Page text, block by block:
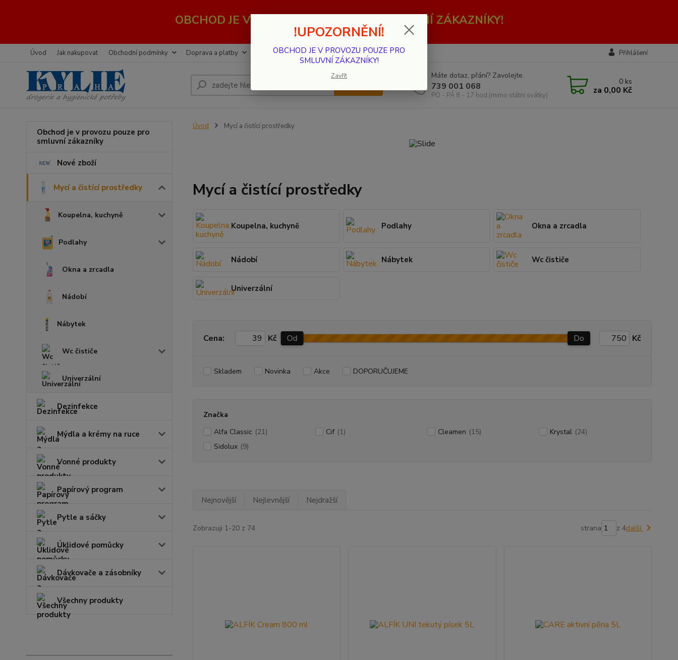
OBCHOD JE V PROVOZU POUZE PRO SMLUVNÍ ZÁKAZNÍKY!
Úvod Jak nakupovat Obchodní podmínky Doprava a platby Kontakty Přihlášení
Máte dotaz, přání? Zavolejte.
739 001 068
PO - PÁ 8 - 17 hod.(mimo státní svátky)
0 ks
za 0,00 Kč
Obchod je v provozu pouze pro
smluvní zákazníky
Nové zboží
Mycí a čistící prostředky
Koupelna, kuchyně
Podlahy
Okna a zrcadla
Nádobí
Nábytek
Wc čističe
Univerzální
Dezinfekce
Mýdla a krémy na ruce
Vonné produkty
Papírový program
Pytle a sáčky
Úklidové pomůcky
Dávkovače a zásobníky
Všechny produkty
Úvod Mycí a čistící prostředky
Mycí a čistící prostředky
Koupelna, kuchyně Podlahy Okna a zrcadla
Nádobí Nábytek Wc čističe
Univerzální
Cena: Kč Od Do Kč
Skladem Novinka Akce DOPORUČUJEME
Značka
Alfa Classic (21) Cif (1) Cleamen (15) Krystal (24)
Sidolux (9)
Nejnovější Nejlevnější Nejdražší
Zobrazuji 1-20 z 74 strana z 4další
!UPOZORNĚNÍ!
OBCHOD JE V PROVOZU POUZE PRO
SMLUVNÍ ZÁKAZNÍKY!
Zavřít